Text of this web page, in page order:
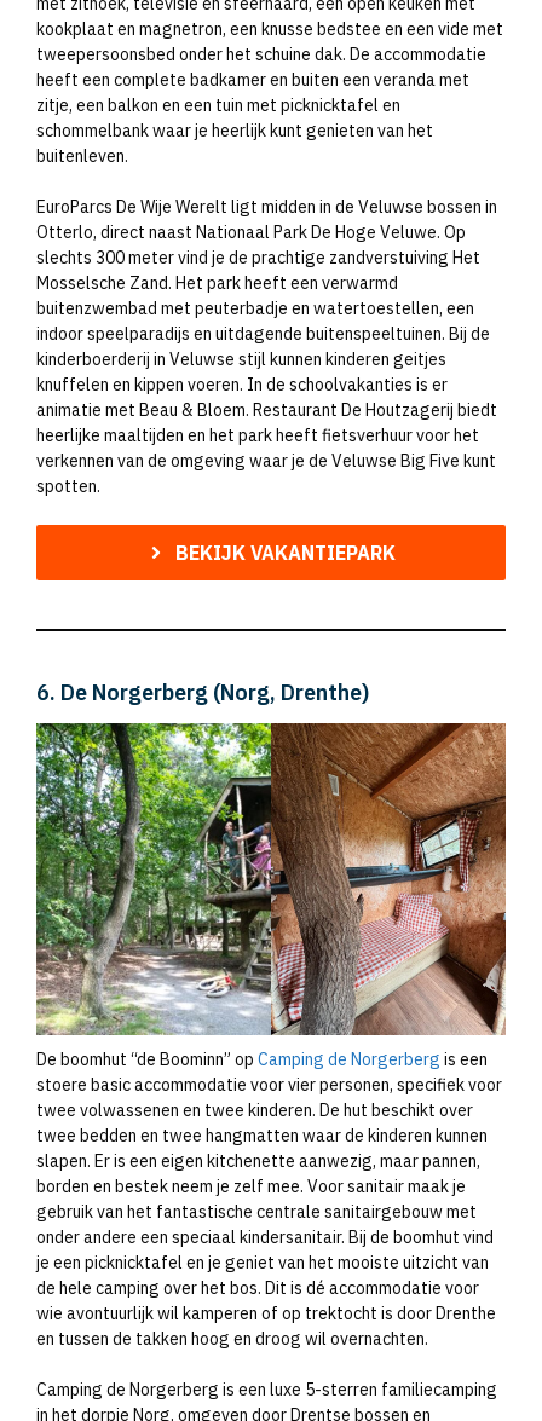
kookplaat en magnetron, een knusse bedstee en een vide met
tweepersoonsbed onder het schuine dak. De accommodatie
heeft een complete badkamer en buiten een veranda met
zitje, een balkon en een tuin met picknicktafel en
schommelbank waar je heerlijk kunt genieten van het
buitenleven.
EuroParcs De Wije Werelt ligt midden in de Veluwse bossen in
Otterlo, direct naast Nationaal Park De Hoge Veluwe. Op
slechts 300 meter vind je de prachtige zandverstuiving Het
Mosselsche Zand. Het park heeft een verwarmd
buitenzwembad met peuterbadje en watertoestellen, een
indoor speelparadijs en uitdagende buitenspeeltuinen. Bij de
kinderboerderij in Veluwse stijl kunnen kinderen geitjes
knuffelen en kippen voeren. In de schoolvakanties is er
animatie met Beau & Bloem. Restaurant De Houtzagerij biedt
heerlijke maaltijden en het park heeft fietsverhuur voor het
verkennen van de omgeving waar je de Veluwse Big Five kunt
spotten.
BEKIJK VAKANTIEPARK
6. De Norgerberg (Norg, Drenthe)
De boomhut “de Boominn” op Camping de Norgerberg is een
stoere basic accommodatie voor vier personen, specifiek voor
twee volwassenen en twee kinderen. De hut beschikt over
twee bedden en twee hangmatten waar de kinderen kunnen
slapen. Er is een eigen kitchenette aanwezig, maar pannen,
borden en bestek neem je zelf mee. Voor sanitair maak je
gebruik van het fantastische centrale sanitairgebouw met
onder andere een speciaal kindersanitair. Bij de boomhut vind
je een picknicktafel en je geniet van het mooiste uitzicht van
de hele camping over het bos. Dit is dé accommodatie voor
wie avontuurlijk wil kamperen of op trektocht is door Drenthe
en tussen de takken hoog en droog wil overnachten.
Camping de Norgerberg is een luxe 5-sterren familiecamping
in het dorpje Norg, omgeven door Drentse bossen en